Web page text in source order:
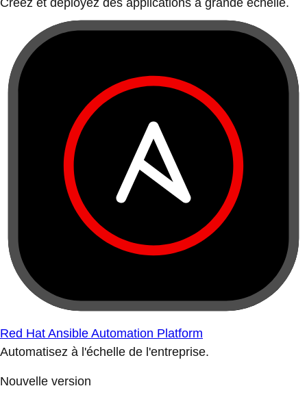
Créez et déployez des applications à grande échelle.
Red Hat Ansible Automation Platform
Automatisez à l'échelle de l'entreprise.
Nouvelle version